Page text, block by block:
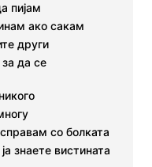
пијам
ако сакам
други
да се
со болката
знаете вистината